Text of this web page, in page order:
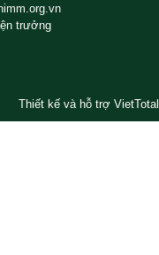
trưởng
Thiết kế và hỗ trợ VietTotal